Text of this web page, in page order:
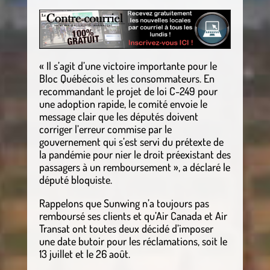
« Il s’agit d’une victoire importante pour le
Bloc Québécois et les consommateurs. En
recommandant le projet de loi C-249 pour
une adoption rapide, le comité envoie le
message clair que les députés doivent
corriger l’erreur commise par le
gouvernement qui s’est servi du prétexte de
la pandémie pour nier le droit préexistant des
passagers à un remboursement », a déclaré le
député bloquiste.
Rappelons que Sunwing n’a toujours pas
remboursé ses clients et qu’Air Canada et Air
Transat ont toutes deux décidé d’imposer
une date butoir pour les réclamations, soit le
13 juillet et le 26 août.